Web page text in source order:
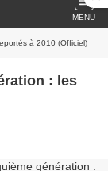
MENU
à 2010 (Officiel)
: les